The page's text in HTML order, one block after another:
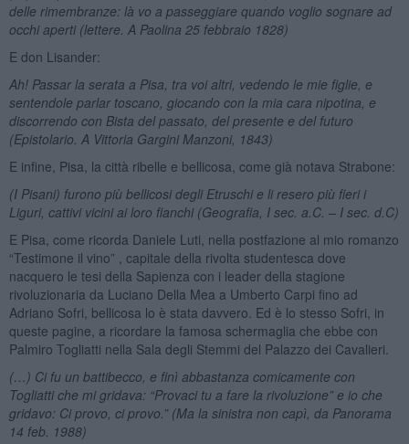
delle rimembranze: là vo a passeggiare quando voglio sognare ad
occhi aperti (lettere. A Paolina 25 febbraio 1828)
E don Lisander:
Ah! Passar la serata a Pisa, tra voi altri, vedendo le mie figlie, e
sentendole parlar toscano, giocando con la mia cara nipotina, e
discorrendo con Bista del passato, del presente e del futuro
(Epistolario. A Vittoria Gargini Manzoni, 1843)
E infine, Pisa, la città ribelle e bellicosa, come già notava Strabone:
(I Pisani) furono più bellicosi degli Etruschi e li resero più fieri i
Liguri, cattivi vicini ai loro fianchi (Geografia, I sec. a.C. – I sec. d.C)
E Pisa, come ricorda Daniele Luti, nella postfazione al mio romanzo
“Testimone il vino” , capitale della rivolta studentesca dove
nacquero le tesi della Sapienza con i leader della stagione
rivoluzionaria da Luciano Della Mea a Umberto Carpi fino ad
Adriano Sofri, bellicosa lo è stata davvero. Ed è lo stesso Sofri, in
queste pagine, a ricordare la famosa schermaglia che ebbe con
Palmiro Togliatti nella Sala degli Stemmi del Palazzo dei Cavalieri.
(…) Ci fu un battibecco, e finì abbastanza comicamente con
Togliatti che mi gridava: “Provaci tu a fare la rivoluzione” e io che
gridavo: Ci provo, ci provo.” (Ma la sinistra non capì, da Panorama
14 feb. 1988)